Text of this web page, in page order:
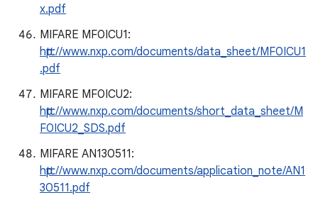
x.pdf
MIFARE MF0ICU1:
http://www.nxp.com/documents/data_sheet/MF0ICU1
.pdf
MIFARE MF0ICU2:
http://www.nxp.com/documents/short_data_sheet/M
F0ICU2_SDS.pdf
MIFARE AN130511:
http://www.nxp.com/documents/application_note/AN1
30511.pdf